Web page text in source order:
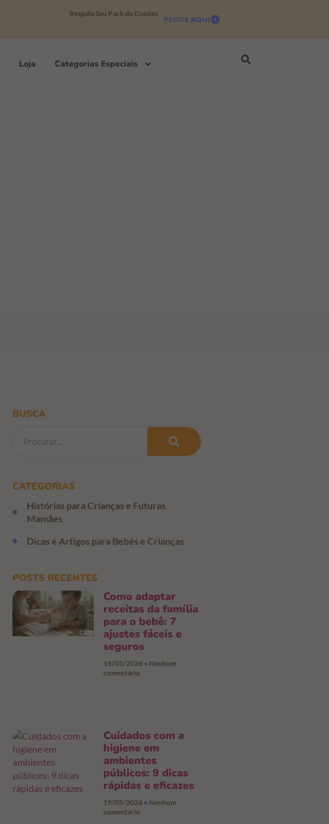
Resgate Seu Pack de Cupões
PEGUE AQUI
Loja Categorias Especiais
BUSCA
CATEGORIAS
Histórias para Crianças e Futuras
Mamães
Dicas e Artigos para Bebês e Crianças
POSTS RECENTES
Como adaptar
receitas da família
para o bebê: 7
ajustes fáceis e
seguros
19/05/2026
Nenhum
comentário
Cuidados com a
higiene em
ambientes
públicos: 9 dicas
rápidas e eficazes
19/05/2026
Nenhum
comentário